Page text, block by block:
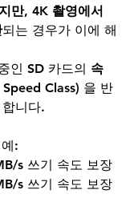
만, 4K 촬영에서
되는 경우가 이에 해
인 SD 카드의 속
Class) 을 반
니다.
:
s 쓰기 속도 보장
s 쓰기 속도 보장